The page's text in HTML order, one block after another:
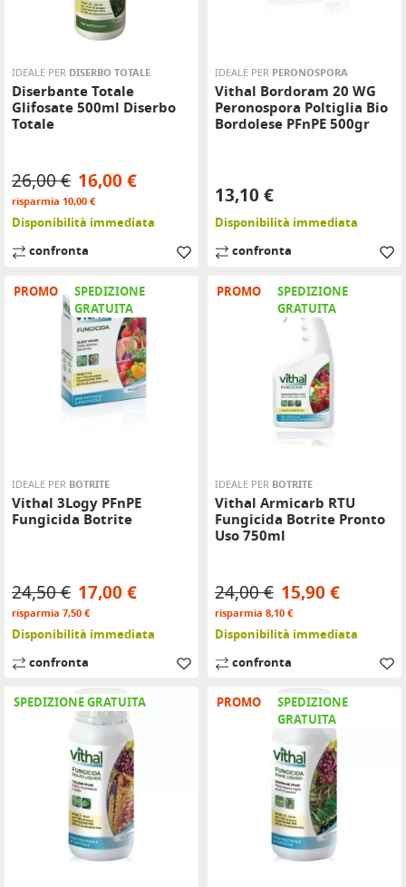
IDEALE PER DISERBO TOTALE
Diserbante Totale
Glifosate 500ml Diserbo
Totale
Prezzo base
26,00 € Prezzo
16,00 €
risparmia 10,00 €
Disponibilità immediata
confronta
IDEALE PER PERONOSPORA
Vithal Bordoram 20 WG
Peronospora Poltiglia Bio
Bordolese PFnPE 500gr
Prezzo
13,10 €
Disponibilità immediata
confronta
IDEALE PER BOTRITE
Vithal 3Logy PFnPE
Fungicida Botrite
Prezzo base
24,50 € Prezzo
17,00 €
risparmia 7,50 €
Disponibilità immediata
PROMO
SPEDIZIONE
GRATUITA
confronta
IDEALE PER BOTRITE
Vithal Armicarb RTU
Fungicida Botrite Pronto
Uso 750ml
Prezzo base
24,00 € Prezzo
15,90 €
risparmia 8,10 €
Disponibilità immediata
PROMO
SPEDIZIONE
GRATUITA
confronta
SPEDIZIONE GRATUITA PROMO
SPEDIZIONE
GRATUITA